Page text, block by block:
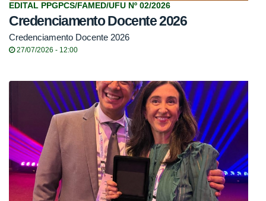
EDITAL PPGPCS/FAMED/UFU Nº 02/2026
Credenciamento Docente 2026
Credenciamento Docente 2026
27/07/2026 - 12:00